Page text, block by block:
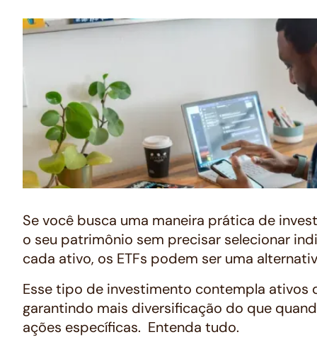
Se você busca uma maneira prática de
o seu patrimônio sem precisar selecionar
cada ativo, os ETFs podem ser uma
Esse tipo de investimento contempla ativos
garantindo mais diversificação do que
ações específicas. Entenda tudo.